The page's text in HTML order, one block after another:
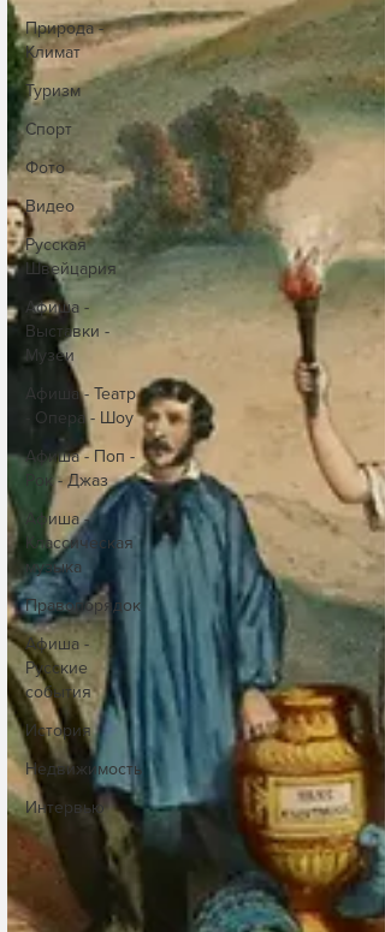
Природа -
Климат
Туризм
Спорт
Фото
Видео
Русская
Швейцария
Афиша -
Выставки -
Музеи
Афиша - Театр
- Опера - Шоу
Афиша - Поп -
Рок - Джаз
Афиша -
Классическая
музыка
Правопорядок
Афиша -
Русские
события
История
Недвижимость
Интервью